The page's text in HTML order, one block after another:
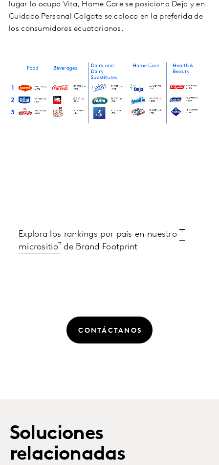
lugar lo ocupa Vita, Home Care se posiciona Deja y en
Cuidado Personal Colgate se coloca en la preferida de
los consumidores ecuatorianos.
Explora los rankings por país en nuestro
micrositio de Brand Footprint
CONTÁCTANOS
Soluciones
relacionadas